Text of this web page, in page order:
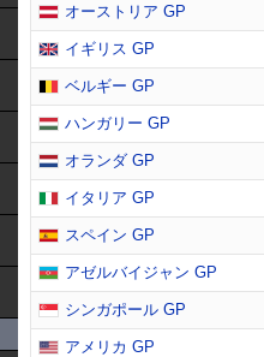
オーストリア GP
イギリス GP
ベルギー GP
ハンガリー GP
オランダ GP
イタリア GP
スペイン GP
アゼルバイジャン GP
シンガポール GP
アメリカ GP